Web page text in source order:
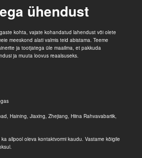
ühendust
kohta, vajate kohandatud lahendust või olete
meeskond alati valmis teid abistama. Teeme
ja tootjatega üle maailma, et pakkuda
ja muuta loovus reaalsuseks.
Haining, Jiaxing, Zhejiang, Hiina Rahvavabariik,
allpool oleva kontaktvormi kaudu. Vastame kõigile